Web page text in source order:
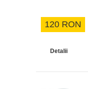
120 RON
Detalii